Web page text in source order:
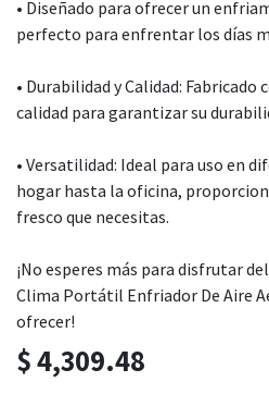
• Diseñado para ofrecer un
perfecto para enfrentar los días
• Durabilidad y Calidad:
calidad para garantizar su
• Versatilidad: Ideal para uso en
hogar hasta la oficina,
fresco que necesitas.
¡No esperes más para disfrutar
Clima Portátil Enfriador De Aire
ofrecer!
$4,309.48